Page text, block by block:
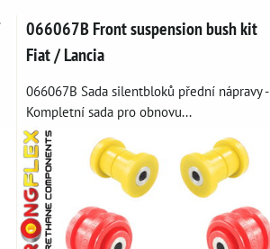
066067B Front suspension bush kit
Fiat / Lancia
066067B Sada silentbloků přední nápravy -
Kompletní sada pro obnovu...